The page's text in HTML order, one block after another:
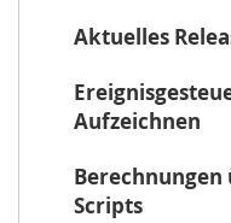
Aktuelles
Aufzeichnen
Berechnungen
Scripts